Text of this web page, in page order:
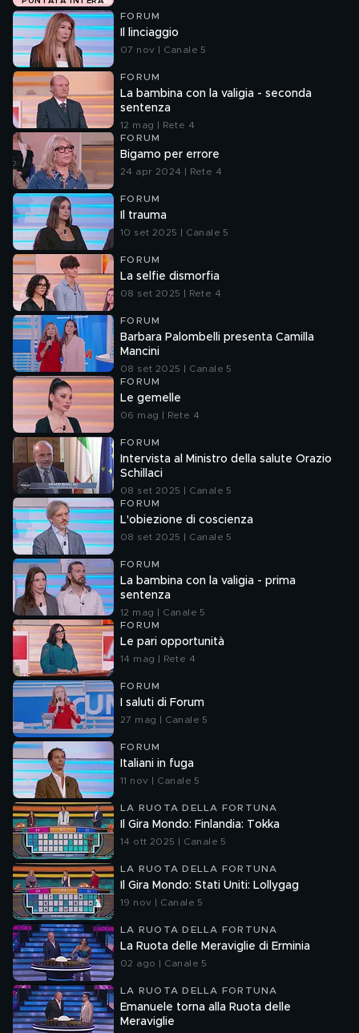
FORUM
Il linciaggio
07 nov | Canale 5
FORUM
La bambina con la valigia - seconda
sentenza
12 mag | Rete 4
FORUM
Bigamo per errore
24 apr 2024 | Rete 4
FORUM
Il trauma
10 set 2025 | Canale 5
FORUM
La selfie dismorfia
08 set 2025 | Rete 4
FORUM
Barbara Palombelli presenta Camilla
Mancini
08 set 2025 | Canale 5
FORUM
Le gemelle
06 mag | Rete 4
FORUM
Intervista al Ministro della salute Orazio
Schillaci
08 set 2025 | Canale 5
FORUM
L'obiezione di coscienza
08 set 2025 | Canale 5
FORUM
La bambina con la valigia - prima
sentenza
12 mag | Canale 5
FORUM
Le pari opportunità
14 mag | Rete 4
FORUM
I saluti di Forum
27 mag | Canale 5
FORUM
Italiani in fuga
11 nov | Canale 5
LA RUOTA DELLA FORTUNA
Il Gira Mondo: Finlandia: Tokka
14 ott 2025 | Canale 5
LA RUOTA DELLA FORTUNA
Il Gira Mondo: Stati Uniti: Lollygag
19 nov | Canale 5
LA RUOTA DELLA FORTUNA
La Ruota delle Meraviglie di Erminia
02 ago | Canale 5
LA RUOTA DELLA FORTUNA
Emanuele torna alla Ruota delle
Meraviglie